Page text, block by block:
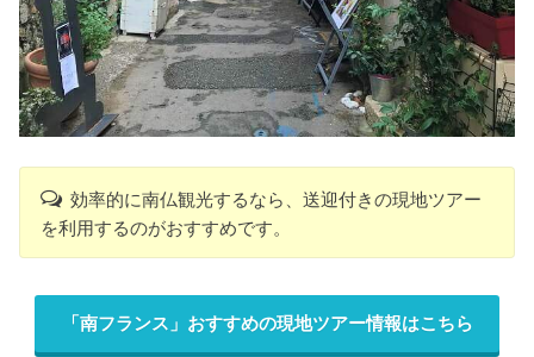
効率的に南仏観光するなら、送迎付きの現地ツアー
を利用するのがおすすめです。
「南フランス」おすすめの現地ツアー情報はこちら